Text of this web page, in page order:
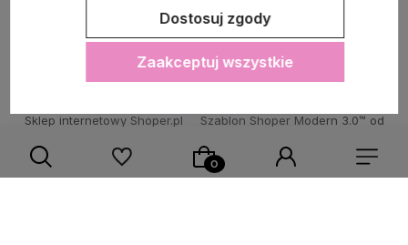
Sklep internetowy Shoper.pl Szablon Shoper Modern 3.0™ od
Dostosuj zgody
Zaakceptuj wszystkie